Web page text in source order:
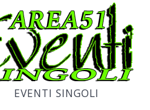
EVENTI SINGOLI